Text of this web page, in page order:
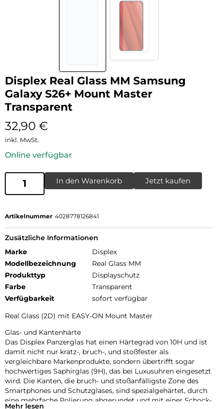
Displex Real Glass MM Samsung
Galaxy S26+ Mount Master
Transparent
32,90 €
inkl. MwSt.
Online verfügbar
In den Warenkorb Jetzt kaufen
Artikelnummer 4028778126841
Zusätzliche Informationen
Marke
Displex
Modellbezeichnung
Real Glass MM
Produkttyp
Displayschutz
Farbe
Transparent
Verfügbarkeit
sofort verfügbar
Real Glass (2D) mit EASY-ON Mount Master
Glas- und Kantenhärte
Das Displex Panzerglas hat einen Härtegrad von 10H und ist
damit nicht nur kratz-, bruch-, und stoßfester als
vergleichbare Markenprodukte, sondern übertrifft sogar
hochwertiges Saphirglas (9H), das bei Luxusuhren eingesetzt
wird. Die Kanten, die bruch- und stoßanfälligste Zone des
Smartphones und Schutzglases, sind spezialgehärtet, durch
eine mehrfache Polierung abgerundet und mit einer Schock-
Mehr lesen